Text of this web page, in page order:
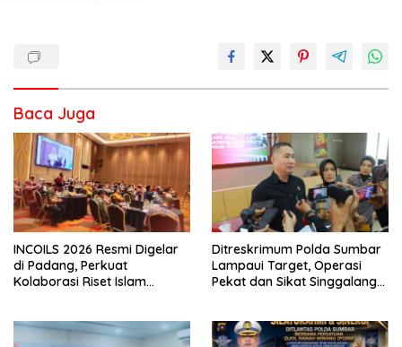
Baca Juga
INCOILS 2026 Resmi Digelar
di Padang, Perkuat
Kolaborasi Riset Islam
Ditreskrimum Polda Sumbar
Lampaui Target, Operasi
Pekat dan Sikat Singgalang